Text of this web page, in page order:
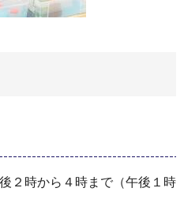
２時から４時まで（午後１時